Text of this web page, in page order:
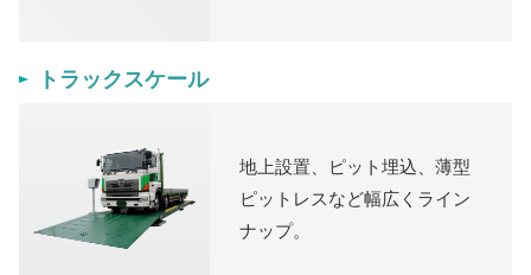
トラックスケール
地上設置、ピット埋込、薄型
ピットレスなど幅広くライン
ナップ。